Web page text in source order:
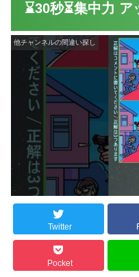
⌛30秒⏳集中力
他チャンネルの間違い探し
Twitter
Pocket